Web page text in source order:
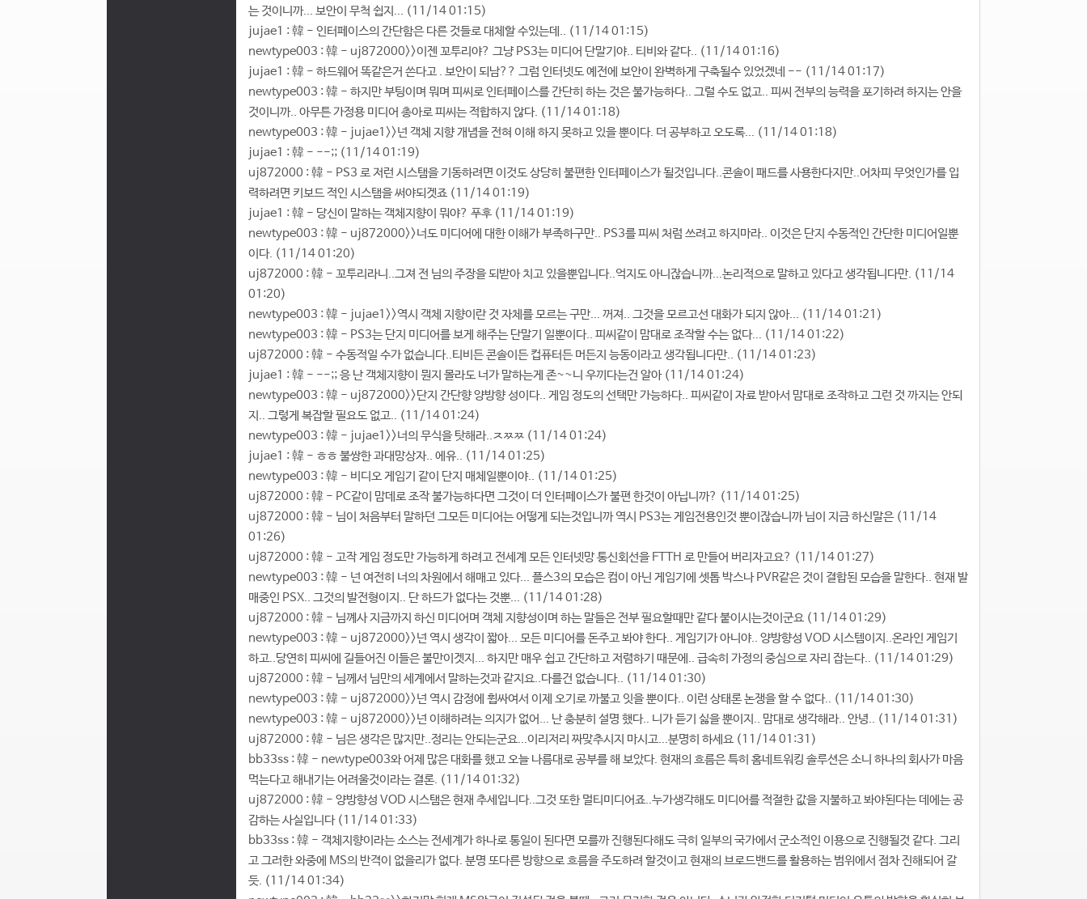
는 것이니까... 보안이 무척 쉽지... (11/14 01:15)
jujae1 : 韓 - 인터페이스의 간단함은 다른 것들로 대체할 수있는데.. (11/14 01:15)
newtype003 : 韓 - uj872000>>이젠 꼬투리야? 그냥 PS3는 미디어 단말기야.. 티비와 같다.. (11/14 01:16)
jujae1 : 韓 - 하드웨어 똑같은거 쓴다고 . 보안이 되남?? 그럼 인터넷도 예전에 보안이 완벽하게 구축될수 있었겠네 -- (11/14 01:17)
newtype003 : 韓 - 하지만 부팅이며 뭐며 피씨로 인터페이스를 간단히 하는 것은 불가능하다.. 그럴 수도 없고.. 피씨 전부의 능력을 포기하려 하지는 안을
것이니까.. 아무튼 가정용 미디어 총아로 피씨는 적합하지 않다. (11/14 01:18)
newtype003 : 韓 - jujae1>>넌 객체 지향 개념을 전혀 이해 하지 못하고 있을 뿐이다. 더 공부하고 오도록... (11/14 01:18)
jujae1 : 韓 - --;; (11/14 01:19)
uj872000 : 韓 - PS3 로 저런 시스탬을 기동하려면 이것도 상당히 불편한 인터페이스가 될것입니다..콘솔이 패드를 사용한다지만..어차피 무엇인가를 입
력하려면 키보드 적인 시스탬을 써야되겟죠 (11/14 01:19)
jujae1 : 韓 - 당신이 말하는 객체지향이 뭐야? 푸후 (11/14 01:19)
newtype003 : 韓 - uj872000>>너도 미디어에 대한 이해가 부족하구만.. PS3를 피씨 처럼 쓰려고 하지마라.. 이것은 단지 수동적인 간단한 미디어일뿐
이다. (11/14 01:20)
uj872000 : 韓 - 꼬투리라니..그져 전 님의 주장을 되받아 치고 있을뿐입니다..억지도 아니잖습니까...논리적으로 말하고 있다고 생각됩니다만. (11/14
01:20)
newtype003 : 韓 - jujae1>>역시 객체 지향이란 것 자체를 모르는 구만... 꺼져.. 그것을 모르고선 대화가 되지 않아... (11/14 01:21)
newtype003 : 韓 - PS3는 단지 미디어를 보게 해주는 단말기 일뿐이다.. 피씨같이 맘대로 조작할 수는 없다... (11/14 01:22)
uj872000 : 韓 - 수동적일 수가 없습니다..티비든 콘솔이든 컵퓨터든 머든지 능동이라고 생각됩니다만.. (11/14 01:23)
jujae1 : 韓 - --;; 응 난 객체지향이 뭔지 몰라도 너가 말하는게 존~~니 우끼다는건 알아 (11/14 01:24)
newtype003 : 韓 - uj872000>>단지 간단향 양방향 성이다.. 게임 정도의 선택만 가능하다.. 피씨같이 자료 받아서 맘대로 조작하고 그런 것 까지는 안되
지.. 그렇게 복잡할 필요도 없고.. (11/14 01:24)
newtype003 : 韓 - jujae1>>너의 무식을 탓해라..ㅈㅉㅉ (11/14 01:24)
jujae1 : 韓 - ㅎㅎ 불쌍한 과대망상자.. 에유.. (11/14 01:25)
newtype003 : 韓 - 비디오 게임기 같이 단지 매체일뿐이야.. (11/14 01:25)
uj872000 : 韓 - PC같이 맘데로 조작 불가능하다면 그것이 더 인터페이스가 불편 한것이 아닙니까? (11/14 01:25)
uj872000 : 韓 - 님이 처음부터 말하던 그모든 미디어는 어떻게 되는것입니까 역시 PS3는 게임전용인것 뿐이잖습니까 님이 지금 하신말은 (11/14
01:26)
uj872000 : 韓 - 고작 게임 정도만 가능하게 하려고 전세계 모든 인터넷망 통신회선을 FTTH 로 만들어 버리자고요? (11/14 01:27)
newtype003 : 韓 - 넌 여전히 너의 차원에서 해매고 있다... 플스3의 모습은 컴이 아닌 게임기에 셋톱 박스나 PVR같은 것이 결합된 모습을 말한다.. 현재 발
매중인 PSX.. 그것의 발전형이지.. 단 하드가 없다는 것뿐... (11/14 01:28)
uj872000 : 韓 - 님꼐사 지금까지 하신 미디어며 객체 지향성이며 하는 말들은 전부 필요할때만 같다 붙이시는것이군요 (11/14 01:29)
newtype003 : 韓 - uj872000>>넌 역시 생각이 짧아... 모든 미디어를 돈주고 봐야 한다.. 게임기가 아니야.. 양방향성 VOD 시스템이지..온라인 게임기
하고..당연히 피씨에 길들어진 이들은 불만이겟지... 하지만 매우 쉽고 간단하고 저렴하기 때문에.. 급속히 가정의 중심으로 자리 잡는다.. (11/14 01:29)
uj872000 : 韓 - 님께서 님만의 세계에서 말하는것과 같지요..다를건 없습니다.. (11/14 01:30)
newtype003 : 韓 - uj872000>>넌 역시 감정에 휩싸여서 이제 오기로 까불고 잇을 뿐이다.. 이런 상태론 논쟁을 할 수 없다.. (11/14 01:30)
newtype003 : 韓 - uj872000>>넌 이해하려는 의지가 없어... 난 충분히 설명 했다.. 니가 듣기 싫을 뿐이지.. 맘대로 생각해라.. 안녕.. (11/14 01:31)
uj872000 : 韓 - 님은 생각은 많지만..정리는 안되는군요...이리저리 짜맞추시지 마시고...분명히 하세요 (11/14 01:31)
bb33ss : 韓 - newtype003와 어제 많은 대화를 했고 오늘 나름대로 공부를 해 보았다. 현재의 흐름은 특히 홈네트워킹 솔루션은 소니 하나의 회사가 마음
먹는다고 해내기는 어려울것이라는 결론. (11/14 01:32)
uj872000 : 韓 - 양방향성 VOD 시스탬은 현재 추세입니다..그것 또한 멀티미디어죠..누가생각해도 미디어를 적절한 값을 지불하고 봐야된다는 데에는 공
감하는 사실입니다 (11/14 01:33)
bb33ss : 韓 - 객체지향이라는 소스는 전세계가 하나로 통일이 된다면 모를까 진행된다해도 극히 일부의 국가에서 군소적인 이용으로 진행될것 같다. 그리
고 그러한 와중에 MS의 반격이 없을리가 없다. 분명 또다른 방향으로 흐름을 주도하려 할것이고 현재의 브로드밴드를 활용하는 범위에서 점차 진해되어 갈
듯. (11/14 01:34)